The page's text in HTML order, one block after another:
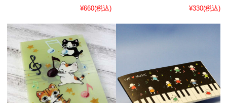
¥660(税込)
¥330(税込)